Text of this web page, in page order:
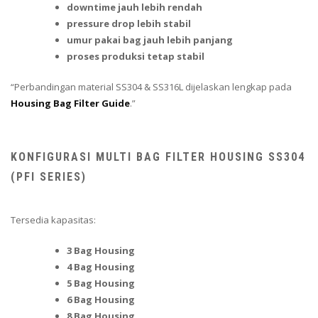
downtime jauh lebih rendah
pressure drop lebih stabil
umur pakai bag jauh lebih panjang
proses produksi tetap stabil
“Perbandingan material SS304 & SS316L dijelaskan lengkap pada
Housing Bag Filter Guide.”
KONFIGURASI MULTI BAG FILTER HOUSING SS304
(PFI SERIES)
Tersedia kapasitas:
3 Bag Housing
4 Bag Housing
5 Bag Housing
6 Bag Housing